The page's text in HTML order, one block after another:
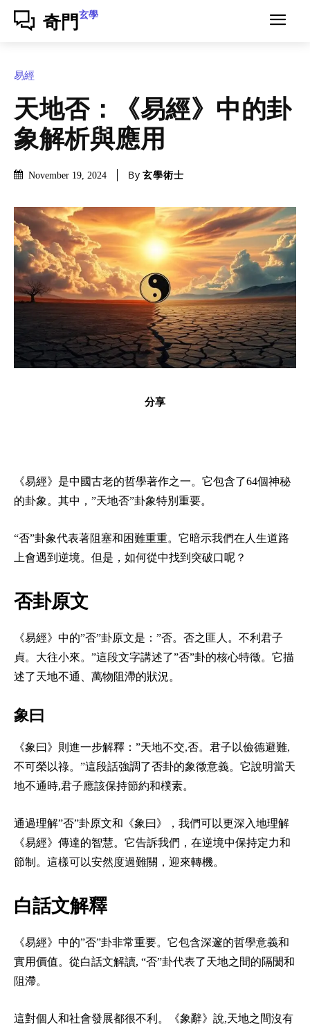
奇門 玄學
易經
天地否：《易經》中的卦
象解析與應用
November 19, 2024 By 玄學術士
分享
《易經》是中國古老的哲學著作之一。它包含了64個神秘
的卦象。其中，”天地否”卦象特別重要。
“否”卦象代表著阻塞和困難重重。它暗示我們在人生道路
上會遇到逆境。但是，如何從中找到突破口呢？
否卦原文
《易經》中的”否”卦原文是：”否。否之匪人。不利君子
貞。大往小來。”這段文字講述了”否”卦的核心特徵。它描
述了天地不通、萬物阻滯的狀況。
象曰
《象曰》則進一步解釋：”天地不交,否。君子以儉德避難,
不可榮以祿。”這段話強調了否卦的象徵意義。它說明當天
地不通時,君子應該保持節約和樸素。
通過理解”否”卦原文和《象曰》，我們可以更深入地理解
《易經》傳達的智慧。它告訴我們，在逆境中保持定力和
節制。這樣可以安然度過難關，迎來轉機。
白話文解釋
《易經》中的”否”卦非常重要。它包含深邃的哲學意義和
實用價值。從白話文解讀, “否”卦代表了天地之間的隔閡和
阻滯。
這對個人和社會發展都很不利。《象辭》說,天地之間沒有